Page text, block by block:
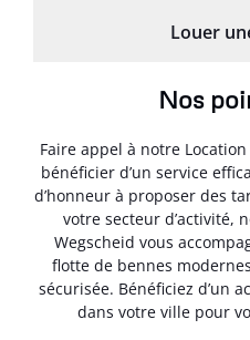
Louer
Nos
Faire appel à notre
bénéficier d’un service
d’honneur à proposer des
votre secteur d’activité,
Wegscheid vous
flotte de bennes
sécurisée. Bénéficiez d’un
dans votre ville pour